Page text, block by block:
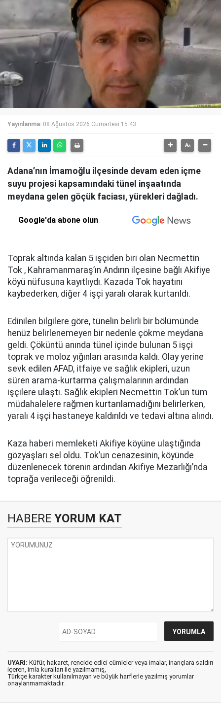
Yayınlanma: 08 Ağustos 2026 Cumartesi 15:43
Adana’nın İmamoğlu ilçesinde devam eden içme
suyu projesi kapsamındaki tünel inşaatında
meydana gelen göçük faciası, yürekleri dağladı.
Google'da abone olun
Toprak altında kalan 5 işçiden biri olan Necmettin
Tok , Kahramanmaraş’ın Andırın ilçesine bağlı Akifiye
köyü nüfusuna kayıtlıydı. Kazada Tok hayatını
kaybederken, diğer 4 işçi yaralı olarak kurtarıldı.
Edinilen bilgilere göre, tünelin belirli bir bölümünde
henüz belirlenemeyen bir nedenle çökme meydana
geldi. Çöküntü anında tünel içinde bulunan 5 işçi
toprak ve moloz yığınları arasında kaldı. Olay yerine
sevk edilen AFAD, itfaiye ve sağlık ekipleri, uzun
süren arama-kurtarma çalışmalarının ardından
işçilere ulaştı. Sağlık ekipleri Necmettin Tok’un tüm
müdahalelere rağmen kurtarılamadığını belirlerken,
yaralı 4 işçi hastaneye kaldırıldı ve tedavi altına alındı.
Kaza haberi memleketi Akifiye köyüne ulaştığında
gözyaşları sel oldu. Tok’un cenazesinin, köyünde
düzenlenecek törenin ardından Akifiye Mezarlığı’nda
toprağa verileceği öğrenildi.
HABERE YORUM KAT
UYARI: Küfür, hakaret, rencide edici cümleler veya imalar, inançlara saldırı
içeren, imla kuralları ile yazılmamış,
Türkçe karakter kullanılmayan ve büyük harflerle yazılmış yorumlar
onaylanmamaktadır.